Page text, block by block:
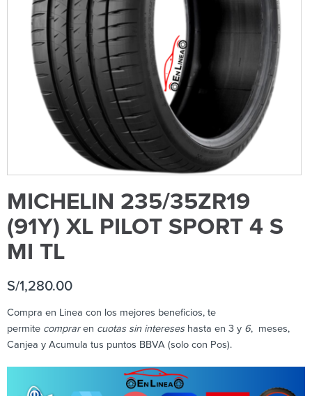
MICHELIN 235/35ZR19
(91Y) XL PILOT SPORT 4 S
MI TL
S/1,280.00
Compra en Linea con los mejores beneficios, te
permite compraren cuotas sin intereseshasta en 3 y 6, meses,
Canjea y Acumula tus puntos BBVA (solo con Pos).